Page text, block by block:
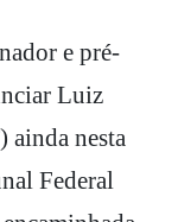
Luiz
ainda nesta
Federal